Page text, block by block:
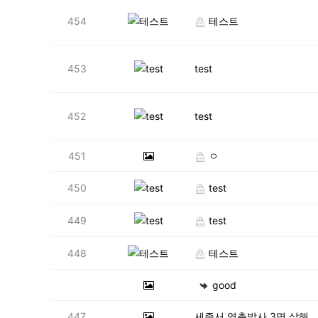
454 테스트
453 test
452 test
451 ㅇ
450 test
449 test
448 테스트
good